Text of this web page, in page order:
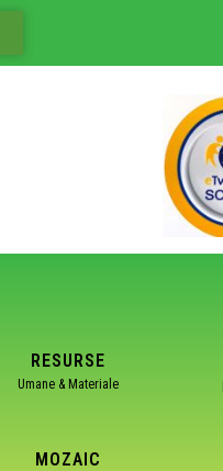
RESURSE
Umane & Materiale
MOZAIC